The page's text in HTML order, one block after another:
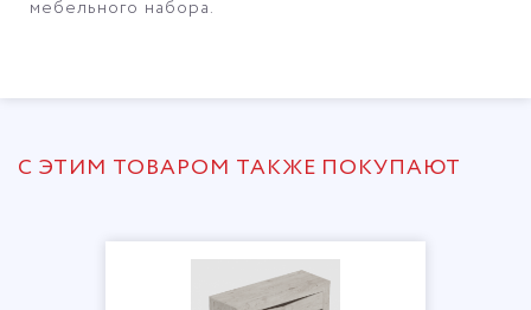
мебельного набора.
С ЭТИМ ТОВАРОМ ТАКЖЕ ПОКУПАЮТ